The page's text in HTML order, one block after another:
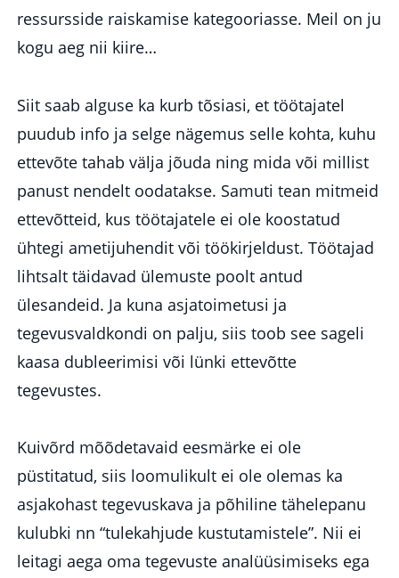
ressursside raiskamise kategooriasse. Meil on ju
kogu aeg nii kiire…
Siit saab alguse ka kurb tõsiasi, et töötajatel
puudub info ja selge nägemus selle kohta, kuhu
ettevõte tahab välja jõuda ning mida või millist
panust nendelt oodatakse. Samuti tean mitmeid
ettevõtteid, kus töötajatele ei ole koostatud
ühtegi ametijuhendit või töökirjeldust. Töötajad
lihtsalt täidavad ülemuste poolt antud
ülesandeid. Ja kuna asjatoimetusi ja
tegevusvaldkondi on palju, siis toob see sageli
kaasa dubleerimisi või lünki ettevõtte
tegevustes.
Kuivõrd mõõdetavaid eesmärke ei ole
püstitatud, siis loomulikult ei ole olemas ka
asjakohast tegevuskava ja põhiline tähelepanu
kulubki nn “tulekahjude kustutamistele”. Nii ei
leitagi aega oma tegevuste analüüsimiseks ega